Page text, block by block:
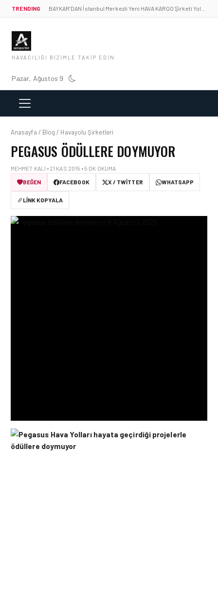
TRENDING
HAVACILIĞI BIZIMLE TAKIP EDIN
Pazar, Ağustos 9
Anasayfa / Blog / Havayolu Şirketleri
PEGASUS ÖDÜLLERE DOYMUYOR
MEHMET KALI • 21 KAS 2015 • 5 DK OKUMA
BEĞEN
FACEBOOK X / TWITTER WHATSAPP
LINK KOPYALA